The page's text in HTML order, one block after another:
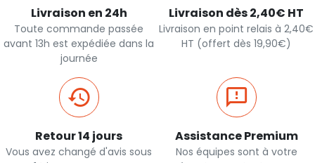
Livraison en 24h
Toute commande passée
avant 13h est expédiée dans la
journée
Livraison dès 2,40€ HT
Livraison en point relais à 2,40€
HT (offert dès 19,90€)
Retour 14 jours
Vous avez changé d'avis sous
Assistance Premium
Nos équipes sont à votre